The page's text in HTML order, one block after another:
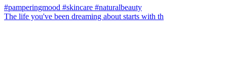
The life you've been dreaming about starts with th